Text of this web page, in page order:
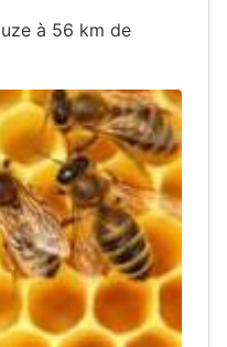
à 56 km de